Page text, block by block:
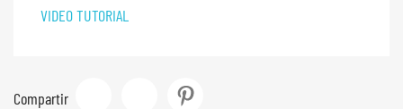
VIDEO TUTORIAL
Compartir